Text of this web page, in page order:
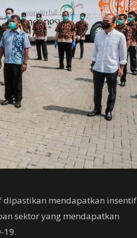
mendapatkan insentif
sektor yang mendapatkan
19.